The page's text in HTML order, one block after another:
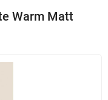
Warm Matt